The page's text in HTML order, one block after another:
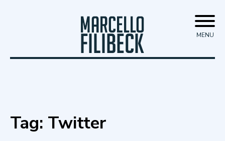
Skip
to
content
Marcello Filibeck MENU
Tag: Twitter